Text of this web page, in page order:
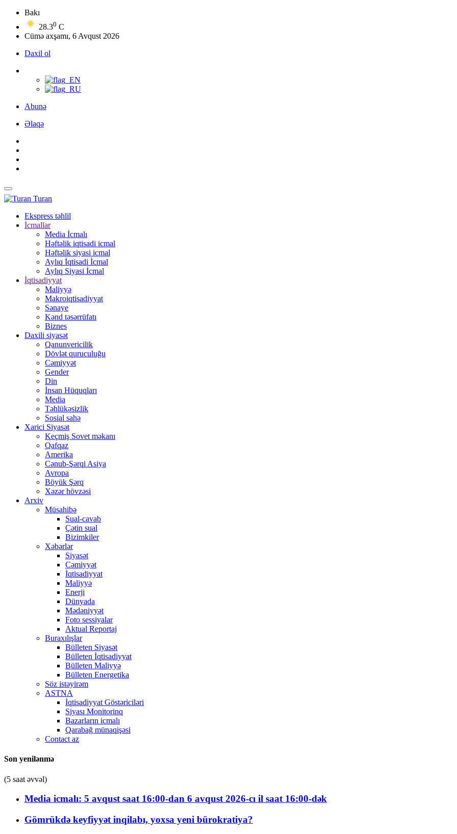
Bakı
28.30 C
Cümə axşamı, 6 Avqust 2026
Daxil ol
Abunə
Əlaqə
Turan
Ekspress təhlil
İcmallar
Media İcmalı
Həftəlik iqtisadi icmal
Həftəlik siyasi icmal
Aylıq İqtisadi İcmal
Aylıq Siyasi İcmal
İqtisadiyyat
Maliyyə
Makroiqtisadiyyat
Sənaye
Kənd təsərrüfatı
Biznes
Daxili siyasət
Qanunvericilik
Dövlət quruculuğu
Cəmiyyət
Gender
Din
İnsan Hüquqları
Media
Təhlükəsizlik
Sosial sahə
Xarici Siyasət
Keçmiş Sovet məkanı
Qafqaz
Amerika
Cənub-Şərqi Asiya
Avropa
Böyük Şərq
Xəzər hövzəsi
Arxiv
Müsahibə
Sual-cavab
Çətin sual
Bizimkiler
Xəbərlər
Siyasət
Cəmiyyət
İqtisadiyyat
Maliyyə
Enerji
Dünyada
Mədəniyyət
Foto sessiyalar
Aktual Reportaj
Buraxılışlar
Bülleten Siyasət
Bülleten İqtisadiyyat
Bülleten Maliyyə
Bülleten Energetika
Söz istəyirəm
ASTNA
İqtisadiyyat Göstəriciləri
Siyası Monitorinq
Bazarların icmalı
Qarabağ münaqişəsi
Contact az
Son yenilənmə
(5 saat əvvəl)
Media icmalı: 5 avqust saat 16:00-dan 6 avqust 2026-cı il saat 16:00-dək
Gömrükdə keyfiyyət inqilabı, yoxsa yeni bürokratiya?